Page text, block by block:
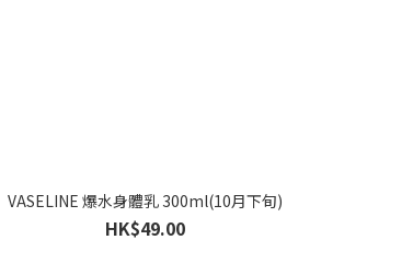
VASELINE 爆水身體乳 300ml(10月下旬)
HK$49.00